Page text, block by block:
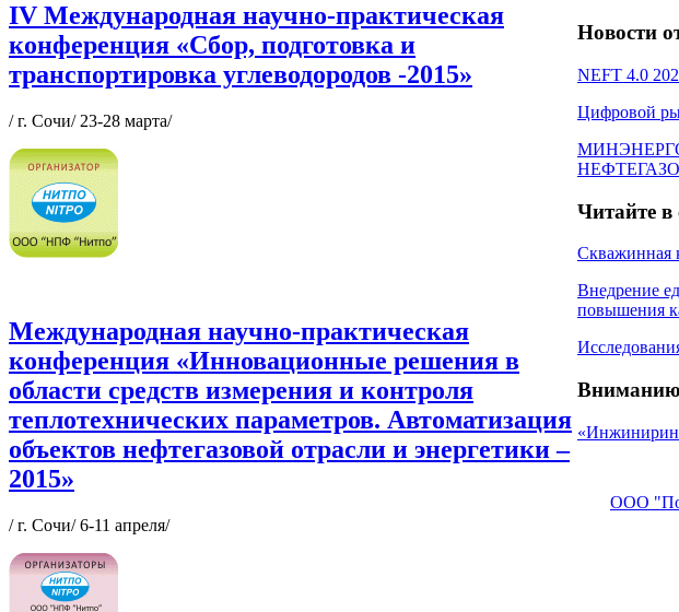
IV Международная научно-практическая
конференция «Сбор, подготовка и
транспортировка углеводородов -2015»
/ г. Сочи/ 23-28 марта/
Международная научно-практическая
конференция «Инновационные решения в
области средств измерения и контроля
теплотехнических параметров. Автоматизация
объектов нефтегазовой отрасли и энергетики –
2015»
/ г. Сочи/ 6-11 апреля/
Новости
NEFT 4.0
Цифровой
Читайте
Скважинная
Внедрение
повышения
Вниманию
ООО